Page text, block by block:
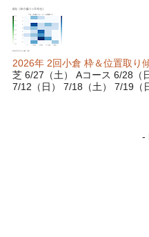
2026年 2回小倉 枠＆位置取り
芝 6/27（土） Aコース 6/28（
7/12（日） 7/18（土） 7/19（
-